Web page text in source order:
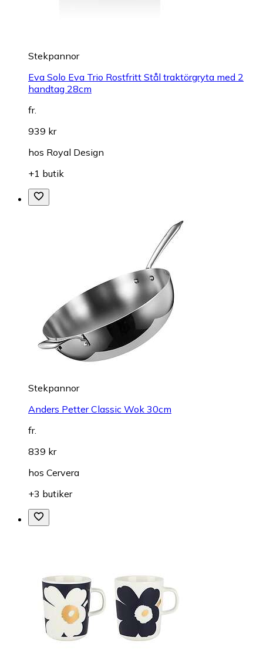
Stekpannor
Eva Solo Eva Trio Rostfritt Stål traktörgryta med 2
handtag 28cm
fr.
939 kr
hos Royal Design
+1 butik
Stekpannor
Anders Petter Classic Wok 30cm
fr.
839 kr
hos Cervera
+3 butiker